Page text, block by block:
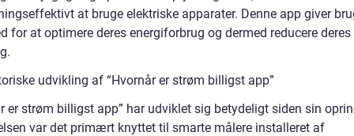
at bruge elektriske apparater. Denne app giver
for at optimere deres energiforbrug og dermed reducere deres
udvikling af “Hvornår er strøm billigst app”
er strøm billigst app” har udviklet sig betydeligt siden sin
var det primært knyttet til smarte målere installeret af